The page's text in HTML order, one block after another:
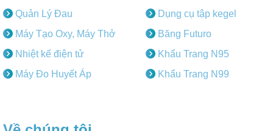
Quản Lý Đau
Máy Tạo Oxy, Máy Thở
Nhiệt kế điện tử
Máy Đo Huyết Áp
Dụng cụ tập kegel
Băng Futuro
Khẩu Trang N95
Khẩu Trang N99